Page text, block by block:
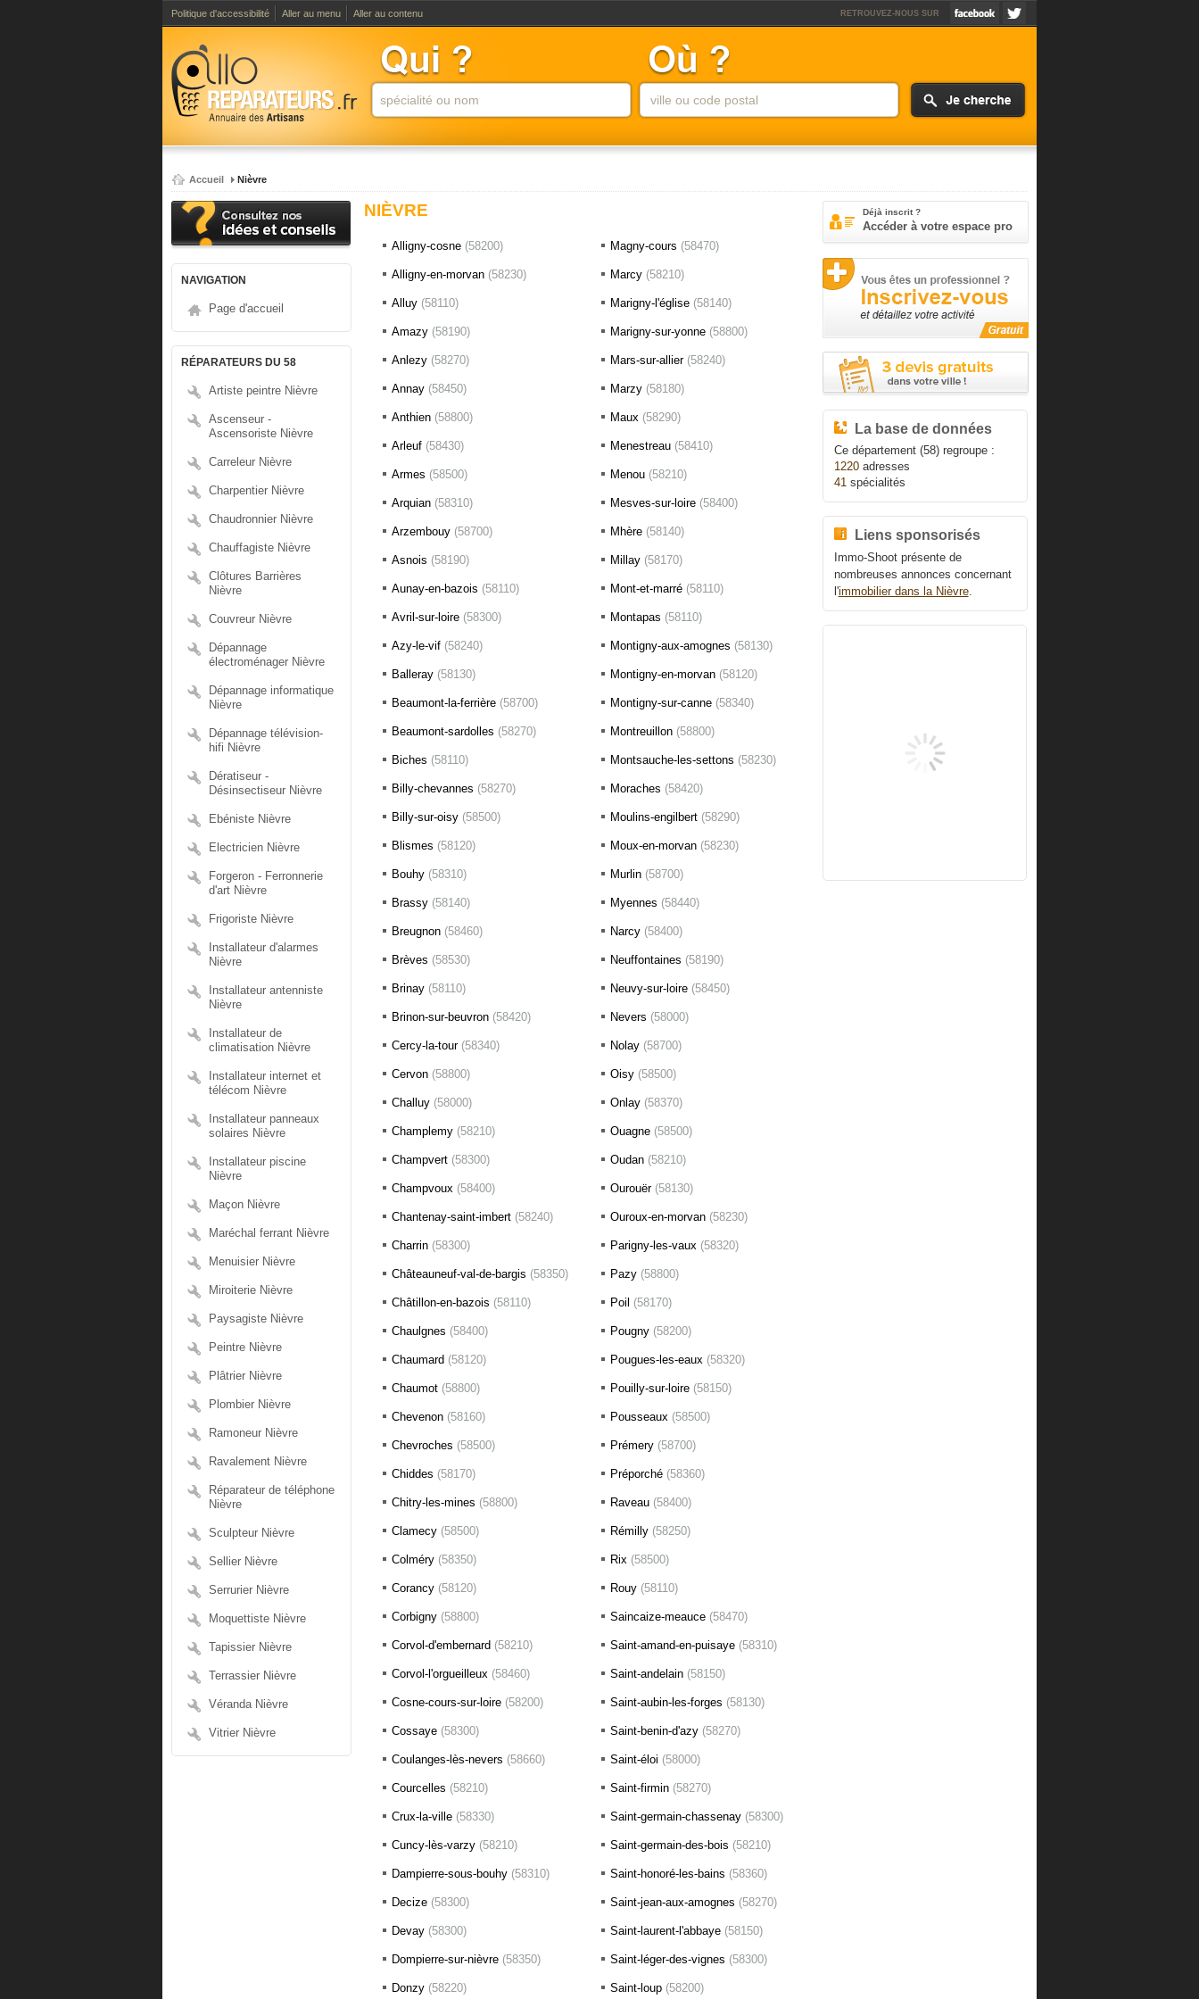
Politique d'accessibilité Aller au menu Aller au contenu RETROUVEZ-NOUS SUR
Accueil Nièvre
NAVIGATION
Page d'accueil
RÉPARATEURS DU 58
Artiste peintre Nièvre
Ascenseur -
Ascensoriste Nièvre
Carreleur Nièvre
Charpentier Nièvre
Chaudronnier Nièvre
Chauffagiste Nièvre
Clôtures Barrières
Nièvre
Couvreur Nièvre
Dépannage
électroménager Nièvre
Dépannage informatique
Nièvre
Dépannage télévision-
hifi Nièvre
Dératiseur -
Désinsectiseur Nièvre
Ebéniste Nièvre
Electricien Nièvre
Forgeron - Ferronnerie
d'art Nièvre
Frigoriste Nièvre
Installateur d'alarmes
Nièvre
Installateur antenniste
Nièvre
Installateur de
climatisation Nièvre
Installateur internet et
télécom Nièvre
Installateur panneaux
solaires Nièvre
Installateur piscine
Nièvre
Maçon Nièvre
Maréchal ferrant Nièvre
Menuisier Nièvre
Miroiterie Nièvre
Paysagiste Nièvre
Peintre Nièvre
Plâtrier Nièvre
Plombier Nièvre
Ramoneur Nièvre
Ravalement Nièvre
Réparateur de téléphone
Nièvre
Sculpteur Nièvre
Sellier Nièvre
Serrurier Nièvre
Moquettiste Nièvre
Tapissier Nièvre
Terrassier Nièvre
Véranda Nièvre
Vitrier Nièvre
NIÈVRE
Alligny-cosne (58200)
Alligny-en-morvan (58230)
Alluy (58110)
Amazy (58190)
Anlezy (58270)
Annay (58450)
Anthien (58800)
Arleuf (58430)
Armes (58500)
Arquian (58310)
Arzembouy (58700)
Asnois (58190)
Aunay-en-bazois (58110)
Avril-sur-loire (58300)
Azy-le-vif (58240)
Balleray (58130)
Beaumont-la-ferrière (58700)
Beaumont-sardolles (58270)
Biches (58110)
Billy-chevannes (58270)
Billy-sur-oisy (58500)
Blismes (58120)
Bouhy (58310)
Brassy (58140)
Breugnon (58460)
Brèves (58530)
Brinay (58110)
Brinon-sur-beuvron (58420)
Cercy-la-tour (58340)
Cervon (58800)
Challuy (58000)
Champlemy (58210)
Champvert (58300)
Champvoux (58400)
Chantenay-saint-imbert (58240)
Charrin (58300)
Châteauneuf-val-de-bargis (58350)
Châtillon-en-bazois (58110)
Chaulgnes (58400)
Chaumard (58120)
Chaumot (58800)
Chevenon (58160)
Chevroches (58500)
Chiddes (58170)
Chitry-les-mines (58800)
Clamecy (58500)
Colméry (58350)
Corancy (58120)
Corbigny (58800)
Corvol-d'embernard (58210)
Corvol-l'orgueilleux (58460)
Cosne-cours-sur-loire (58200)
Cossaye (58300)
Coulanges-lès-nevers (58660)
Courcelles (58210)
Crux-la-ville (58330)
Cuncy-lès-varzy (58210)
Dampierre-sous-bouhy (58310)
Decize (58300)
Devay (58300)
Dompierre-sur-nièvre (58350)
Donzy (58220)
Magny-cours (58470)
Marcy (58210)
Marigny-l'église (58140)
Marigny-sur-yonne (58800)
Mars-sur-allier (58240)
Marzy (58180)
Maux (58290)
Menestreau (58410)
Menou (58210)
Mesves-sur-loire (58400)
Mhère (58140)
Millay (58170)
Mont-et-marré (58110)
Montapas (58110)
Montigny-aux-amognes (58130)
Montigny-en-morvan (58120)
Montigny-sur-canne (58340)
Montreuillon (58800)
Montsauche-les-settons (58230)
Moraches (58420)
Moulins-engilbert (58290)
Moux-en-morvan (58230)
Murlin (58700)
Myennes (58440)
Narcy (58400)
Neuffontaines (58190)
Neuvy-sur-loire (58450)
Nevers (58000)
Nolay (58700)
Oisy (58500)
Onlay (58370)
Ouagne (58500)
Oudan (58210)
Ourouër (58130)
Ouroux-en-morvan (58230)
Parigny-les-vaux (58320)
Pazy (58800)
Poil (58170)
Pougny (58200)
Pougues-les-eaux (58320)
Pouilly-sur-loire (58150)
Pousseaux (58500)
Prémery (58700)
Préporché (58360)
Raveau (58400)
Rémilly (58250)
Rix (58500)
Rouy (58110)
Saincaize-meauce (58470)
Saint-amand-en-puisaye (58310)
Saint-andelain (58150)
Saint-aubin-les-forges (58130)
Saint-benin-d'azy (58270)
Saint-éloi (58000)
Saint-firmin (58270)
Saint-germain-chassenay (58300)
Saint-germain-des-bois (58210)
Saint-honoré-les-bains (58360)
Saint-jean-aux-amognes (58270)
Saint-laurent-l'abbaye (58150)
Saint-léger-des-vignes (58300)
Saint-loup (58200)
Déjà inscrit ?
Accéder à votre espace pro
La base de données
Ce département (58) regroupe :
1220adresses
41spécialités
Liens sponsorisés
Immo-Shoot présente de
nombreuses annonces concernant
l'immobilier dans la Nièvre.